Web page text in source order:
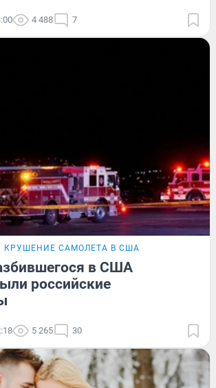
4 488 7
КРУШЕНИЕ САМОЛЕТА В США
в США
российские
5 265 30